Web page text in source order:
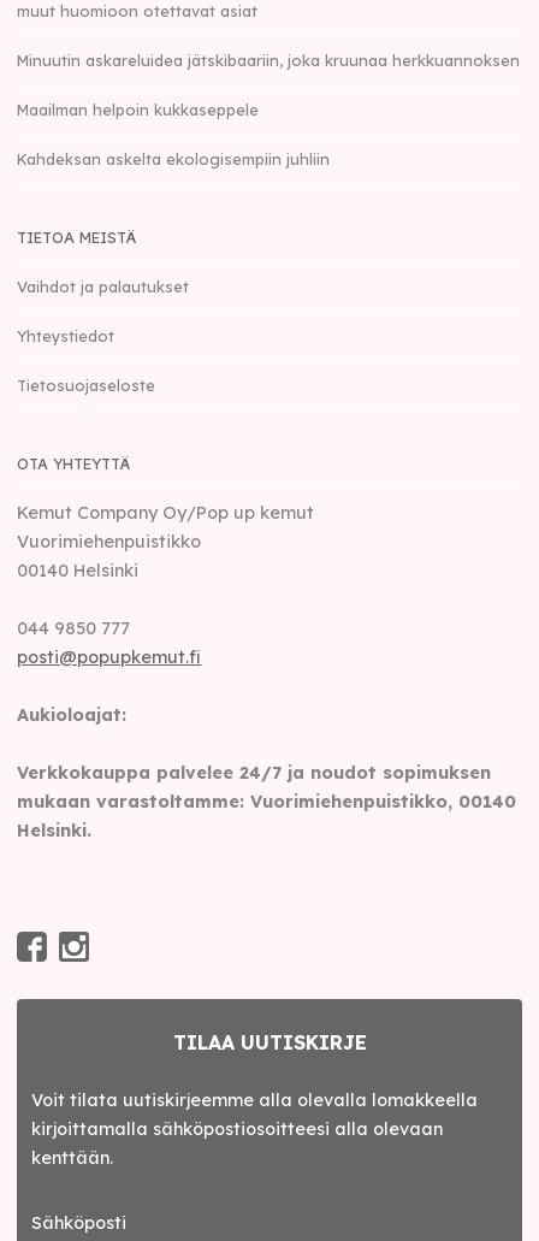
muut huomioon otettavat asiat
Minuutin askareluidea jätskibaariin, joka kruunaa herkkuannoksen
Maailman helpoin kukkaseppele
Kahdeksan askelta ekologisempiin juhliin
TIETOA MEISTÄ
Vaihdot ja palautukset
Yhteystiedot
Tietosuojaseloste
OTA YHTEYTTÄ
Kemut Company Oy/Pop up kemut
Vuorimiehenpuistikko
00140 Helsinki
044 9850 777
posti@popupkemut.fi
Aukioloajat:
Verkkokauppa palvelee 24/7 ja noudot sopimuksen
mukaan varastoltamme: Vuorimiehenpuistikko, 00140
Helsinki.
TILAA UUTISKIRJE
Voit tilata uutiskirjeemme alla olevalla lomakkeella
kirjoittamalla sähköpostiosoitteesi alla olevaan
kenttään.
Sähköposti